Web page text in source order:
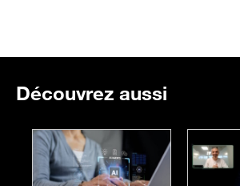
Découvrez aussi